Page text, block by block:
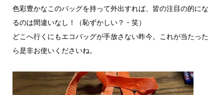
色彩豊かなこのバッグを持って外出すれば、皆の注目の的にな
るのは間違いなし！（恥ずかしい？・笑）
どこへ行くにもエコバッグが手放さない昨今。これが当たった
ら是非お使いくださいね。